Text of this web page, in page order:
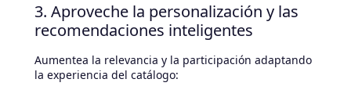
3. Aproveche la personalización y las
recomendaciones inteligentes
Aumentea la relevancia y la participación adaptando
la experiencia del catálogo: